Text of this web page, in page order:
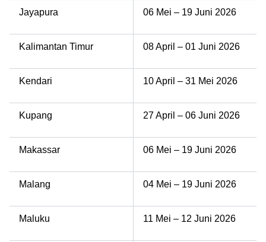
Jayapura 06 Mei – 19 Juni 2026
Kalimantan Timur 08 April – 01 Juni 2026
Kendari 10 April – 31 Mei 2026
Kupang 27 April – 06 Juni 2026
Makassar 06 Mei – 19 Juni 2026
Malang 04 Mei – 19 Juni 2026
Maluku 11 Mei – 12 Juni 2026